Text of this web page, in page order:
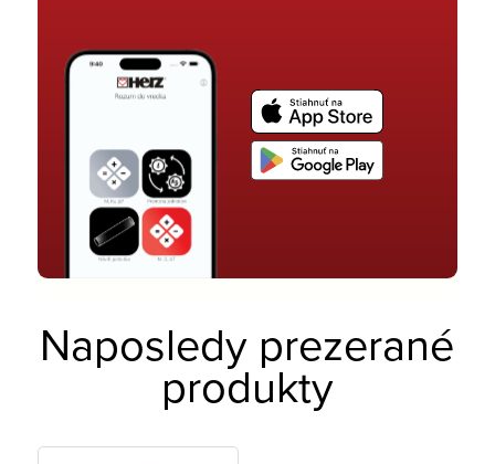
Naposledy prezerané
produkty